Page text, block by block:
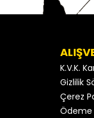
K.V.K.
Gizlilik
Çerez